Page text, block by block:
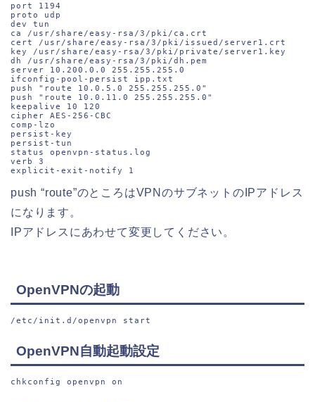
port 1194
proto udp
dev tun
ca /usr/share/easy-rsa/3/pki/ca.crt
cert /usr/share/easy-rsa/3/pki/issued/server1.crt
key /usr/share/easy-rsa/3/pki/private/server1.key
dh /usr/share/easy-rsa/3/pki/dh.pem
server 10.200.0.0 255.255.255.0
ifconfig-pool-persist ipp.txt
push "route 10.0.5.0 255.255.255.0"
push "route 10.0.11.0 255.255.255.0"
keepalive 10 120
cipher AES-256-CBC
comp-lzo
persist-key
persist-tun
status openvpn-status.log
verb 3
push “route”のところはVPNのサブネットのIPアドレス
になります。
IPアドレスにあわせて変更してください。
OpenVPNの起動
/etc/init.d/openvpn start
OpenVPN自動起動設定
chkconfig openvpn on